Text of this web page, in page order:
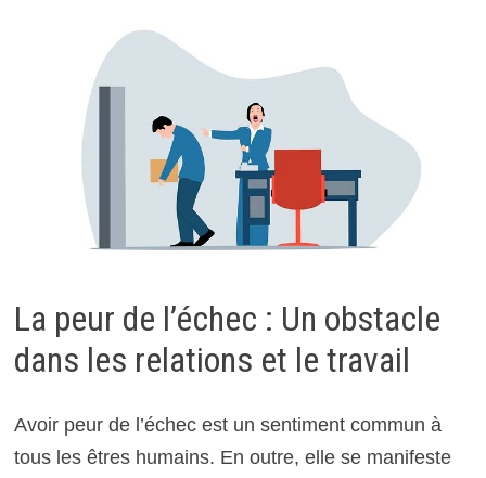
La peur de l’échec : Un obstacle
dans les relations et le travail
Avoir peur de l’échec est un sentiment commun à
tous les êtres humains. En outre, elle se manifeste